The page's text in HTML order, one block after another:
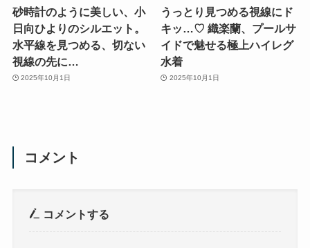
砂時計のように美しい、小
日向ひよりのシルエット。
水平線を見つめる、切ない
視線の先に…
2025年10月1日
うっとり見つめる視線にド
キッ…♡ 織楽蘭、プールサ
イドで魅せる極上ハイレグ
水着
2025年10月1日
コメント
コメントする